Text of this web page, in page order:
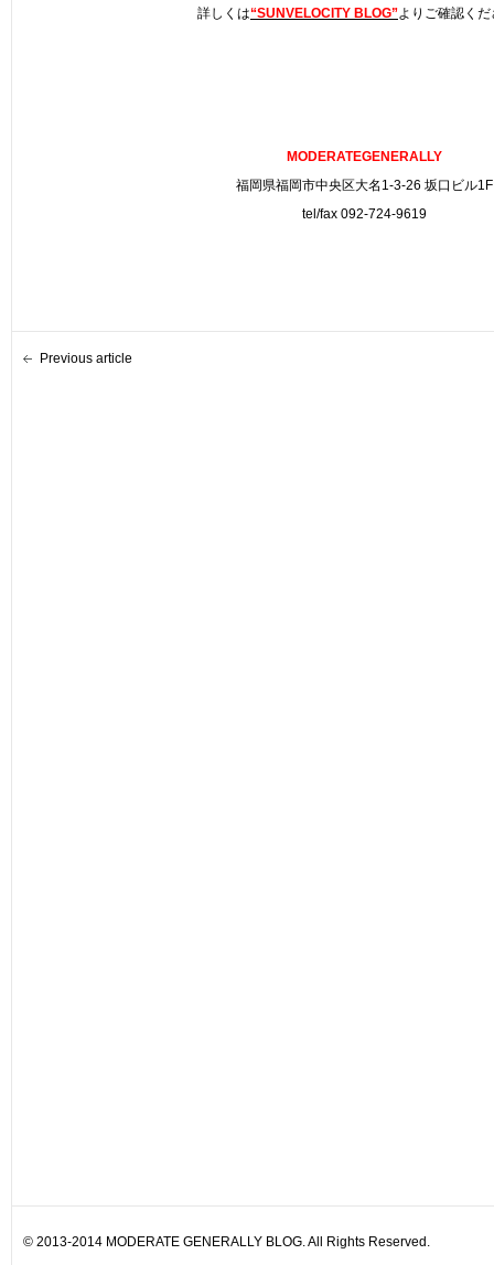
詳しくは“SUNVELOCITY BLOG”よりご確認くだ
MODERATEGENERALLY
福岡県福岡市中央区大名1-3-26 坂口ビル1F
tel/fax 092-724-9619
Previous article
© 2013-2014 MODERATE GENERALLY BLOG. All Rights Reserved.